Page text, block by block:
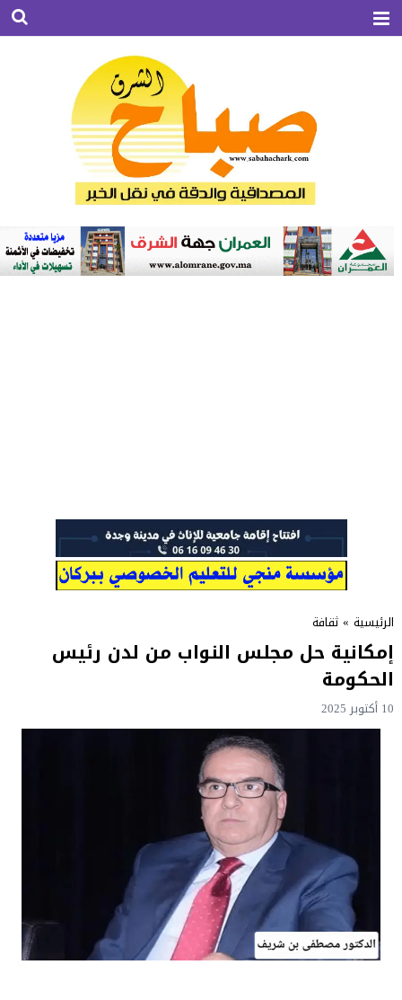
الرئيسية » ثقافة
إمكانية حل مجلس النواب من لدن رئيس
الحكومة
10 أكتوبر 2025